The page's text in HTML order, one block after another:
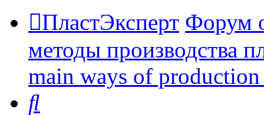
ПластЭксперт Форум
методы производства
main ways of